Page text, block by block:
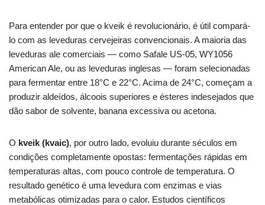
Para entender por que o kveik é revolucionário, é útil compará-
lo com as leveduras cervejeiras convencionais. A maioria das
leveduras ale comerciais — como Safale US-05, WY1056
American Ale, ou as leveduras inglesas — foram selecionadas
para fermentar entre 18°C e 22°C. Acima de 24°C, começam a
produzir aldeídos, álcoois superiores e ésteres indesejados que
dão sabor de solvente, banana excessiva ou acetona.
O kveik (kvaic), por outro lado, evoluiu durante séculos em
condições completamente opostas: fermentações rápidas em
temperaturas altas, com pouco controle de temperatura. O
resultado genético é uma levedura com enzimas e vias
metabólicas otimizadas para o calor. Estudos científicos